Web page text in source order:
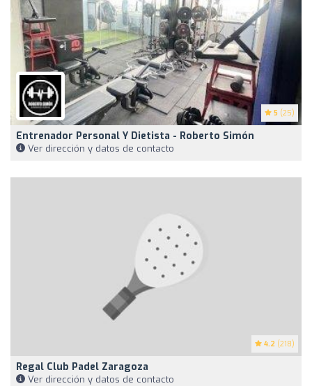
5 (25)
Entrenador Personal Y Dietista - Roberto Simón
Ver dirección y datos de contacto
4.2 (218)
Regal Club Padel Zaragoza
Ver dirección y datos de contacto